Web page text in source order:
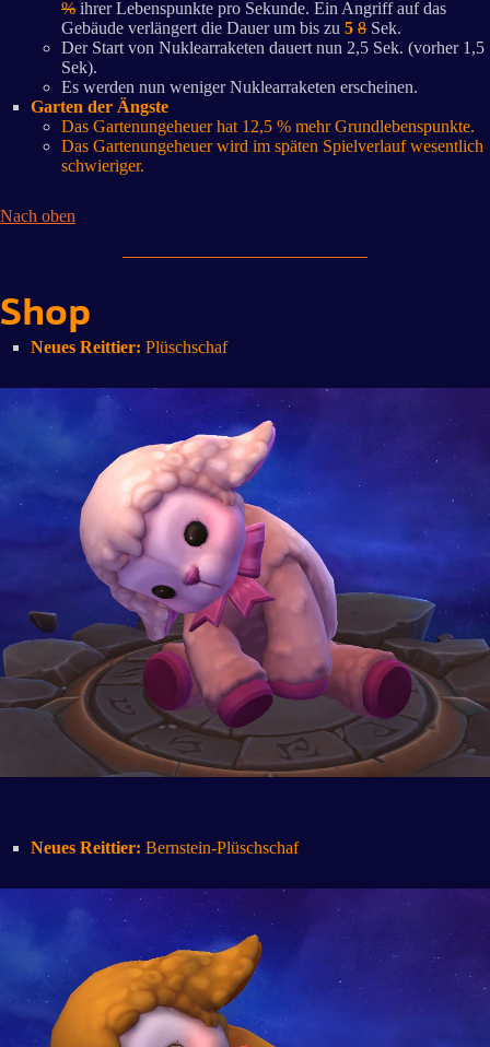
% ihrer Lebenspunkte pro Sekunde. Ein Angriff auf das
Gebäude verlängert die Dauer um bis zu 5 8 Sek.
Der Start von Nuklearraketen dauert nun 2,5 Sek. (vorher 1,5
Sek).
Es werden nun weniger Nuklearraketen erscheinen.
Garten der Ängste
Das Gartenungeheuer hat 12,5 % mehr Grundlebenspunkte.
Das Gartenungeheuer wird im späten Spielverlauf wesentlich
schwieriger.
Nach oben
Shop
Neues Reittier: Plüschschaf
Neues Reittier: Bernstein-Plüschschaf